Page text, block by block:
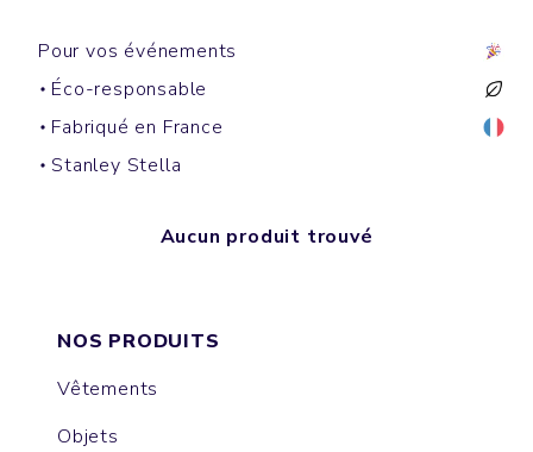
Pour vos événements
Éco-responsable
Fabriqué en France
Stanley Stella
Aucun produit trouvé
NOS PRODUITS
Vêtements
Objets